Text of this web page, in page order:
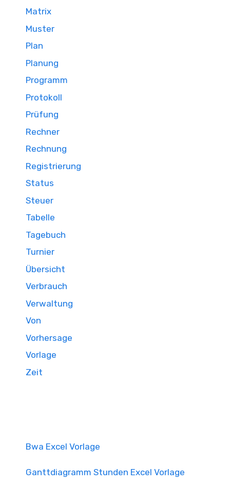
Matrix
Muster
Plan
Planung
Programm
Protokoll
Prüfung
Rechner
Rechnung
Registrierung
Status
Steuer
Tabelle
Tagebuch
Turnier
Übersicht
Verbrauch
Verwaltung
Von
Vorhersage
Vorlage
Zeit
Bwa Excel Vorlage
Ganttdiagramm Stunden Excel Vorlage